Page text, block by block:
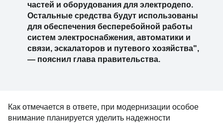
частей и оборудования для электродепо.
Остальные средства будут использованы
для обеспечения бесперебойной работы
систем электроснабжения, автоматики и
связи, эскалаторов и путевого хозяйства",
— пояснил глава правительства.
Как отмечается в ответе, при модернизации особое
внимание планируется уделить надежности